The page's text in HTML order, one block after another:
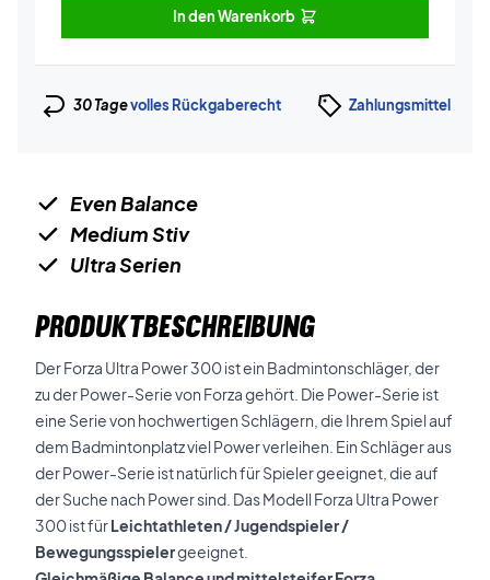
In den Warenkorb
30 Tagevolles Rückgaberecht Zahlungsmittel
Even Balance
Medium Stiv
Ultra Serien
PRODUKTBESCHREIBUNG
Der Forza Ultra Power 300 ist ein Badmintonschläger, der
zu der Power-Serie von Forza gehört. Die Power-Serie ist
eine Serie von hochwertigen Schlägern, die Ihrem Spiel auf
dem Badmintonplatz viel Power verleihen. Ein Schläger aus
der Power-Serie ist natürlich für Spieler geeignet, die auf
der Suche nach Power sind. Das Modell Forza Ultra Power
300 ist fürLeichtathleten / Jugendspieler /
Bewegungsspielergeeignet.